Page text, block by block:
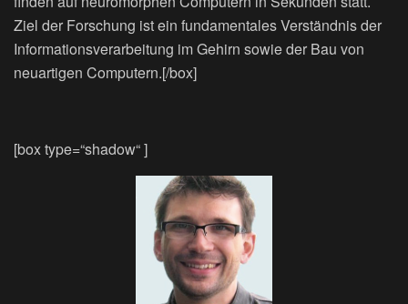
Ziel der Forschung ist ein fundamentales Verständnis der
Informationsverarbeitung im Gehirn sowie der Bau von
neuartigen Computern.[/box]
[box type=“shadow“ ]